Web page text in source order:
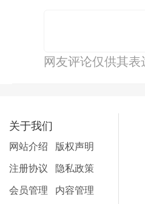
网友评论仅供其
关于我们
网站介绍
版权声明
注册协议
隐私政策
会员管理
内容管理